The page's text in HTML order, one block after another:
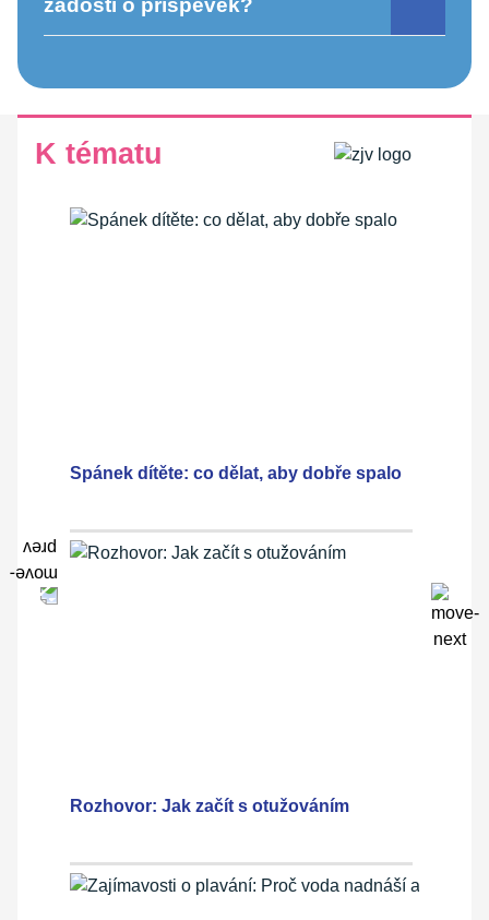
K tématu
Spánek dítěte: co dělat, aby dobře spalo
Rozhovor: Jak začít s otužováním